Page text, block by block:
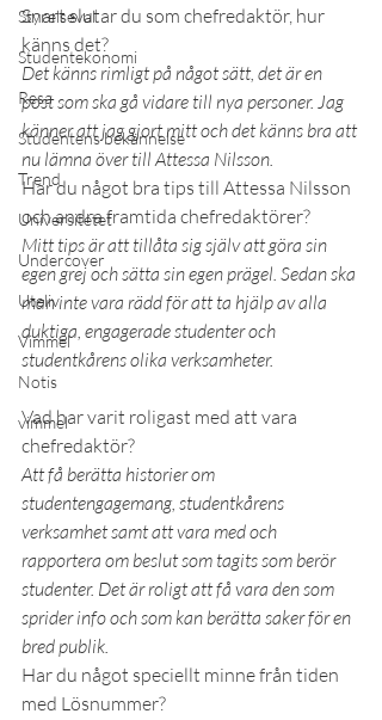
Styrelseval
Studentekonomi
Resa
Studentens bekännelse
Trend
Universitetet
Undercover
Uteliv
Vimmel
Notis
vimmel
Snart slutar du som chefredaktör, hur
känns det?
Det känns rimligt på något sätt, det är en
post som ska gå vidare till nya personer. Jag
känner att jag gjort mitt och det känns bra att
nu lämna över till Attessa Nilsson.
Har du något bra tips till Attessa Nilsson
och andra framtida chefredaktörer?
Mitt tips är att tillåta sig själv att göra sin
egen grej och sätta sin egen prägel. Sedan ska
man inte vara rädd för att ta hjälp av alla
duktiga, engagerade studenter och
studentkårens olika verksamheter.
Vad har varit roligast med att vara
chefredaktör?
Att få berätta historier om
studentengagemang, studentkårens
verksamhet samt att vara med och
rapportera om beslut som tagits som berör
studenter. Det är roligt att få vara den som
sprider info och som kan berätta saker för en
bred publik.
Har du något speciellt minne från tiden
med Lösnummer?